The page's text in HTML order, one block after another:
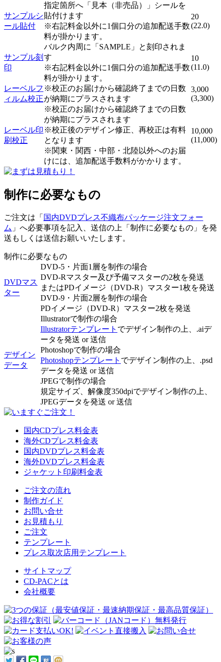
サンプルシ
ール貼付
指定箇所へ「見本（非売品）」シールを
貼付けます
※右記料金以外に1個口分の追加配送手数
料が掛かります。
20
(22.0)
サンプル刻
印
バルク内周に「SAMPLE」と刻印されま
す
※右記料金以外に1個口分の追加配送手数
料が掛かります。
10
(11.0)
レーベルフ
ィルム校正
※校正のお届けから確認終了までの日数
が納期にプラスされます
3,000
(3,300)
レーベル印
刷校正
※校正のお届けから確認終了までの日数
が納期にプラスされます
※校正後のデザイン修正、再校正は有料
となります
※関東・関西・中部・北陸以外へのお届
けには、追加配送手数料がかかります。
10,000
(11,000)
制作に必要なもの
ご注文は「 国内DVDプレス不織布パッケージ注文フォー
ム 」へ必要事項を記入、送信の上「制作に必要なもの」を発
送もしくは送信お願いいたします。
制作に必要なもの
DVDマス
ター
DVD-5・片面1層を制作の場合
DVD-Rマスター及び予備マスターの2枚を発送
またはPDイメージ（DVD-R）マスター1枚を発送
DVD-9・片面2層を制作の場合
PDイメージ（DVD-R）マスター2枚を発送
デザイン
データ
Illustratorで制作の場合
Illustratorテンプレート でデザイン制作の上、.aiデ
ータを発送 or 送信
Photoshopで制作の場合
Photoshopテンプレート でデザイン制作の上、.psd
データを発送 or 送信
JPEGで制作の場合
規定サイズ、解像度350dpiでデザイン制作の上、
JPEGデータを発送 or 送信
国内CDプレス料金表
海外CDプレス料金表
国内DVDプレス料金表
海外DVDプレス料金表
ジャケット印刷料金表
ご注文の流れ
制作ガイド
お問い合せ
お見積もり
ご注文
テンプレート
プレス取次店用テンプレート
サイトマップ
CD-PACとは
会社概要